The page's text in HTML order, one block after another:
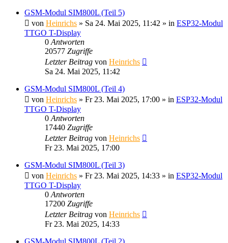
GSM-Modul SIM800L (Teil 5)
von Heinrichs » Sa 24. Mai 2025, 11:42 » in ESP32-Modul
TTGO T-Display
0 Antworten
20577 Zugriffe
Letzter Beitrag von Heinrichs
Sa 24. Mai 2025, 11:42
GSM-Modul SIM800L (Teil 4)
von Heinrichs » Fr 23. Mai 2025, 17:00 » in ESP32-Modul
TTGO T-Display
0 Antworten
17440 Zugriffe
Letzter Beitrag von Heinrichs
Fr 23. Mai 2025, 17:00
GSM-Modul SIM800L (Teil 3)
von Heinrichs » Fr 23. Mai 2025, 14:33 » in ESP32-Modul
TTGO T-Display
0 Antworten
17200 Zugriffe
Letzter Beitrag von Heinrichs
Fr 23. Mai 2025, 14:33
GSM-Modul SIM800L (Teil 2)